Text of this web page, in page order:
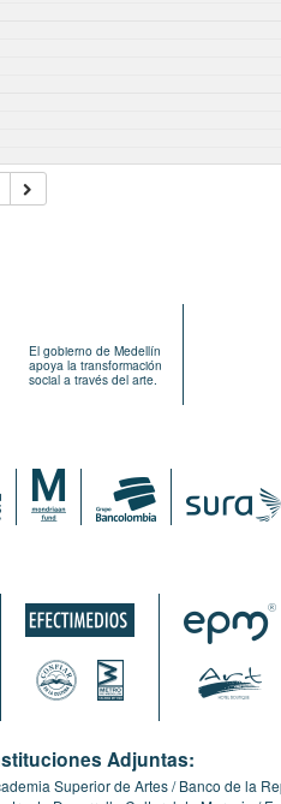
El gobierno de Medellín
apoya la transformación
social a través del arte.
Adjuntas:
Superior de Artes Banco de la